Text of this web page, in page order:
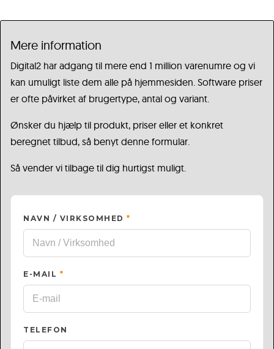
Mere information
Digital2 har adgang til mere end 1 million varenumre og vi
kan umuligt liste dem alle på hjemmesiden. Software priser
er ofte påvirket af brugertype, antal og variant.
Ønsker du hjælp til produkt, priser eller et konkret
beregnet tilbud, så benyt denne formular.
Så vender vi tilbage til dig hurtigst muligt.
NAVN / VIRKSOMHED *
E-MAIL *
TELEFON